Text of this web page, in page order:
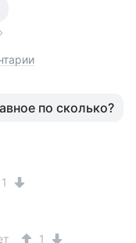
по сколько?
1
1